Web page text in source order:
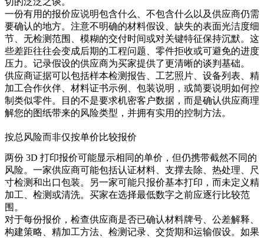
一份有用的报价应说明包含什么、不包含什么以及供应商仍需
要确认的地方。注意不明确的材料假设、缺失的表面光洁度细
节、无检测范围、模糊的交付时间或对关键特征保持沉默。这
些差距往往会变成后期的工程问题、零件拒收或可避免的进度
压力。记录假设的供应商为买家提供了更清晰的谈判基础。
供应商证据可以包括样本检测报告、工艺照片、设备列表、精
加工合作伙伴、材料证书示例、包装说明，或简要说明如何控
制类似零件。目的不是要求机密客户数据，而是确认供应商理
解您的图纸带来的风险类型，并拥有实用的控制方法。
按总风险而非仅按单价比较报价
两份 3D 打印报价可能显示相同的单价，但仍携带截然不同的
风险。一家供应商可能包括认证材料、支撑去除、热处理、尺
寸检测和出口包装。另一家可能只报价基本打印，而未定义精
加工、检测或清洗。买家在选择最低数字之前应逐行比较范
围。
对于每份报价，检查供应商是否已确认材料牌号、公差解释、
构建策略、精加工方法、检测记录、交货期和运输假设。如果